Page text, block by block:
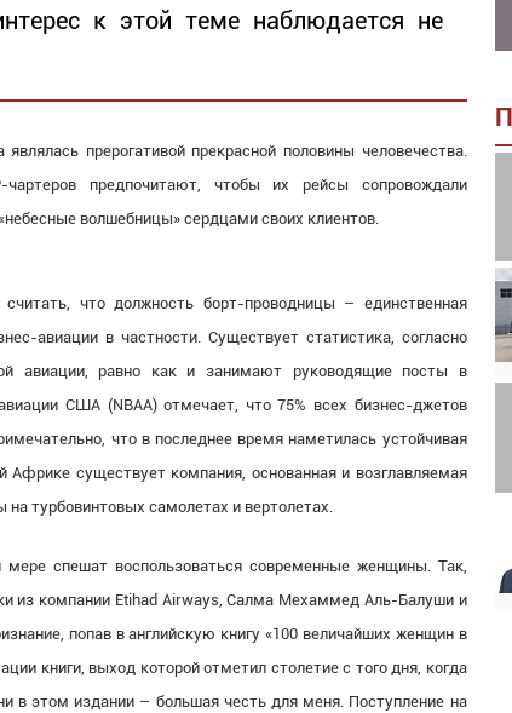
к этой теме наблюдается не
прерогативой прекрасной половины человечества.
предпочитают, чтобы их рейсы сопровождали
волшебницы» сердцами своих клиентов.
что должность борт-проводницы – единственная
авиации в частности. Существует статистика, согласно
авиации, равно как и занимают руководящие посты в
США (NBAA) отмечает, что 75% всех бизнес-джетов
что в последнее время наметилась устойчивая
существует компания, основанная и возглавляемая
турбовинтовых самолетах и вертолетах.
спешат воспользоваться современные женщины. Так,
из компании Etihad Airways, Салма Мехаммед Аль-Балуши и
попав в английскую книгу «100 величайших женщин в
книги, выход которой отметил столетие с того дня, когда
в этом издании – большая честь для меня. Поступление на